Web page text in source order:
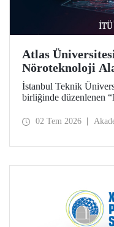
Atlas
Nöroteknoloji
İstanbul Teknik
birliğinde düzenlenen
akademisyenleri ve
02 Tem 2026